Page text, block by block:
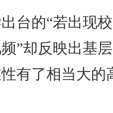
的“若出现
”却反映出基
有了相当大的